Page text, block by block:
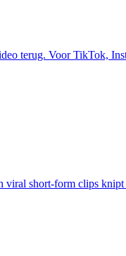
terug. Voor TikTok,
viral short-form clips